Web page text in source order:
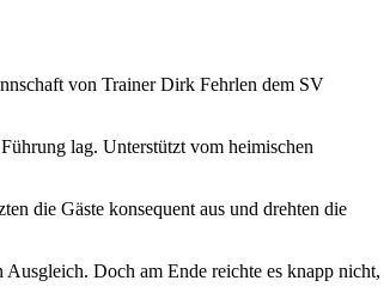
von Trainer Dirk Fehrlen dem SV
lag. Unterstützt vom heimischen
die Gäste konsequent aus und drehten die
Doch am Ende reichte es knapp nicht,